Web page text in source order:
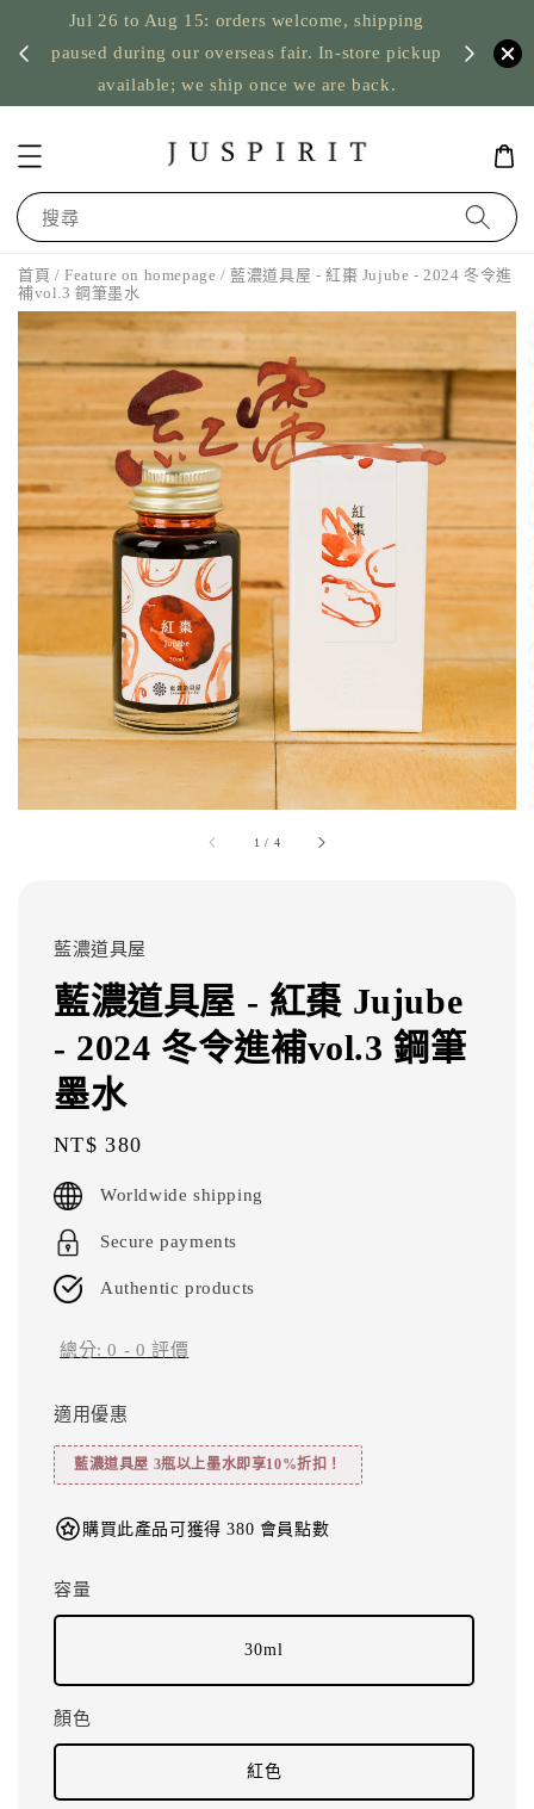
Jul 26 to Aug 15: orders welcome, shipping
paused during our overseas fair. In-store pickup
available; we ship once we are back.
US
搜尋
首頁 /Feature on homepage / 藍濃道具屋 - 紅棗 Jujube - 2024 冬令進
補vol.3 鋼筆墨水
1 / 4
藍濃道具屋
藍濃道具屋 - 紅棗 Jujube
- 2024 冬令進補vol.3 鋼筆
墨水
Regular
price
NT$ 380
Worldwide shipping
Secure payments
Authentic products
總分:0 - 0 評價
適用優惠
藍濃道具屋 3瓶以上墨水即享10%折扣！
購買此產品可獲得 380 會員點數
容量
30ml
顏色
紅色